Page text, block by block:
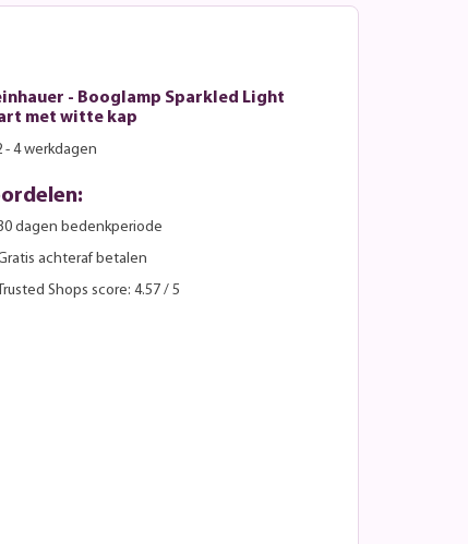
- Booglamp Sparkled Light
met witte kap
- 4 werkdagen
dagen bedenkperiode
achteraf betalen
Trusted Shops score: 4.57 / 5